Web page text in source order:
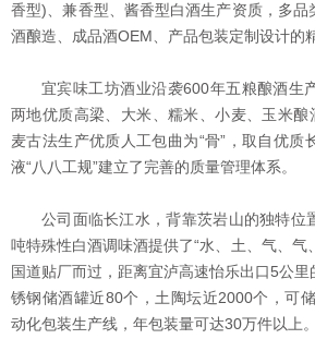
香型)、兼香型、酱香型白酒生产资质，多品
酒酿造、成品酒OEM、产品包装定制设计的
宜宾味工坊酒业沿袭600年五粮酿酒生
两地优质高梁、大米、糯米、小麦、玉米酿
麦古法生产优质人工包曲为“骨”，取自优质
液“八八工规”建立了完善的质量管理体系。
公司面临长江水，背靠茨岩山的独特位
吨特殊性白酒调味酒提供了“水、土、气、气
国道贴厂而过，距离宜泸高速怡乐出口5公
锈钢储酒罐近80个，土陶坛近2000个，可
动化包装生产线，年包装量可达30万件以上。